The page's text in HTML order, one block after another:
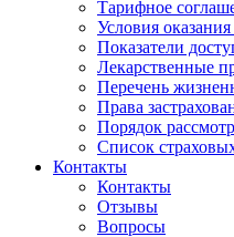
Тарифное
Условия
Показатели
Лекарственные
Перечень
Права
Порядок
Список
Контакты
Контакты
Отзывы
Вопросы